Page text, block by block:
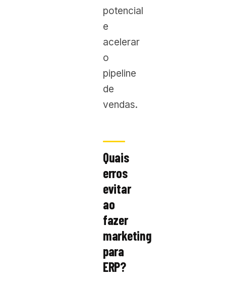
potencial
e
acelerar
o
pipeline
de
vendas.
Quais
erros
evitar
ao
fazer
marketing
para
ERP?